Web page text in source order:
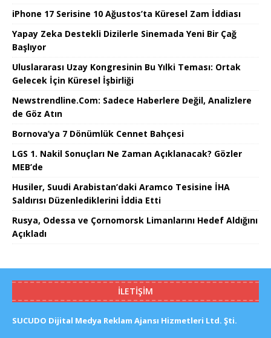
iPhone 17 Serisine 10 Ağustos’ta Küresel Zam İddiası
Yapay Zeka Destekli Dizilerle Sinemada Yeni Bir Çağ
Başlıyor
Uluslararası Uzay Kongresinin Bu Yılki Teması: Ortak
Gelecek İçin Küresel İşbirliği
Newstrendline.Com: Sadece Haberlere Değil, Analizlere
de Göz Atın
Bornova’ya 7 Dönümlük Cennet Bahçesi
LGS 1. Nakil Sonuçları Ne Zaman Açıklanacak? Gözler
MEB’de
Husiler, Suudi Arabistan’daki Aramco Tesisine İHA
Saldırısı Düzenlediklerini İddia Etti
Rusya, Odessa ve Çornomorsk Limanlarını Hedef Aldığını
Açıkladı
İLETIŞIM
SUCUDO Dijital Medya Reklam Ajansı Hizmetleri Ltd. Şti.